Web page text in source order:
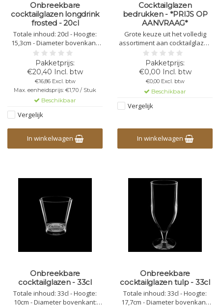
Onbreekbare
cocktailglazen longdrink
frosted - 20cl
Totale inhoud: 20cl - Hoogte:
15,3cm - Diameter bovenkant:
5,2cm - Diameter onderkant:
5,2cm - Kleur: frosted -
Kunststof Polycarbonaat - Niet
Stapelbaar - Herbruikbaar -
Vaatwasbestendig -
Bedrukbaar - Onbreekbaar
€20,40 Incl. btw
€16,86 Excl. btw
Max. eenheidsprijs: €1,70 / Stuk
Beschikbaar
Vergelijk
In winkelwagen
Cocktailglazen
bedrukken - *PRIJS OP
AANVRAAG*
Grote keuze uit het volledig
assortiment aan cocktailglazen
uit polycarbonaat - Gelieve het
ontwerp of logo aan te leveren
in: vector bestand, met lijnen en
zonder pixels, PDF, AI of EPS -
Levering 10 -12 werkdagen
€0,00 Incl. btw
€0,00 Excl. btw
Beschikbaar
Vergelijk
In winkelwagen
Onbreekbare
cocktailglazen - 33cl
Totale inhoud: 33cl - Hoogte:
10cm - Diameter bovenkant:
Onbreekbare
cocktailglazen tulp - 33cl
Totale inhoud: 33cl - Hoogte:
17,7cm - Diameter bovenkant: